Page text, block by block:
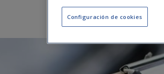
Configuración de cookies